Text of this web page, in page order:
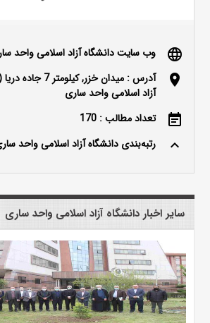
language وب سایت دانشگاه آزاد اسلامی واحد
location_on
آدرس : میدان خزر,
آزاد اسلامی واحد ساری
event_note تعداد مطالب : 170
keyboard_arrow_up رتبه‌بندی دانشگاه آزاد اسلامی واحد
سایر اخبار دانشگاه آزاد اسلامی واحد ساری